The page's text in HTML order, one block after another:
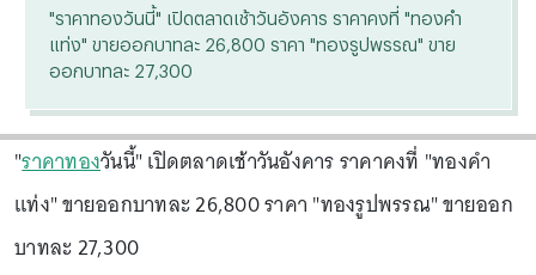
"ราคาทองวันนี้" เปิดตลาดเช้าวันอังคาร ราคาคงที่ "ทองคำ
แท่ง" ขายออกบาทละ 26,800 ราคา "ทองรูปพรรณ" ขาย
ออกบาทละ 27,300
"ราคาทองวันนี้" เปิดตลาดเช้าวันอังคาร ราคาคงที่ "ทองคำ
แท่ง" ขายออกบาทละ 26,800 ราคา "ทองรูปพรรณ" ขายออก
บาทละ 27,300